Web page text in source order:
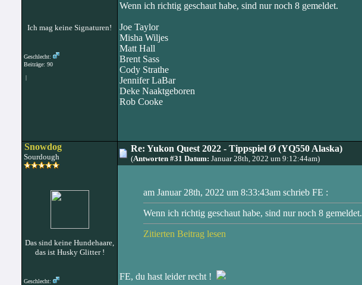
Ich mag keine Signaturen!
Geschlecht:
Beiträge: 90
|
Wenn ich richtig geschaut habe, sind nur noch 8 gemeldet.
Joe Taylor
Misha Wiljes
Matt Hall
Brent Sass
Cody Strathe
Jennifer LaBar
Deke Naaktgeboren
Rob Cooke
Snowdog
Sourdough
Das sind keine Hundehaare,
das ist Husky Glitter !
Geschlecht:
Re: Yukon Quest 2022 - Tippspiel Ø (YQ550 Alaska)
(Antworten #31 Datum: Januar 28th, 2022 um 9:12:44am)
am Januar 28th, 2022 um 8:33:43am schrieb FE :
Wenn ich richtig geschaut habe, sind nur noch 8 gemeldet.
Zitierten Beitrag lesen
FE, du hast leider recht !